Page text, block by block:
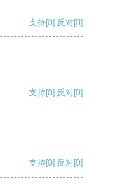
支持[0] 反对[0]
支持[0] 反对[0]
支持[0] 反对[0]